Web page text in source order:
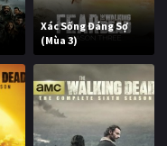
Xác Sống Đáng Sợ
(Mùa 3)